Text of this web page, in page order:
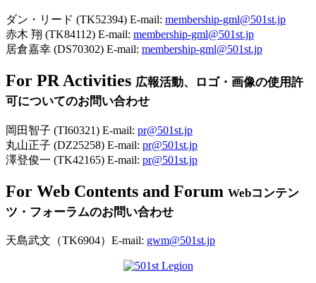
ダン・リード (TK52394) E-mail: membership-gml@501st.jp
赤木 翔 (TK84112) E-mail: membership-gml@501st.jp
居倉嘉幸 (DS70302) E-mail: membership-gml@501st.jp
For PR Activities 広報活動、ロゴ・画像の使用許
可についてのお問い合わせ
岡田智子 (TI60321) E-mail: pr@501st.jp
丸山正子 (DZ25258) E-mail: pr@501st.jp
澤登俊一 (TK42165) E-mail: pr@501st.jp
For Web Contents and Forum Webコンテン
ツ・フォーラムのお問い合わせ
天島武文（TK6904）E-mail: gwm@501st.jp